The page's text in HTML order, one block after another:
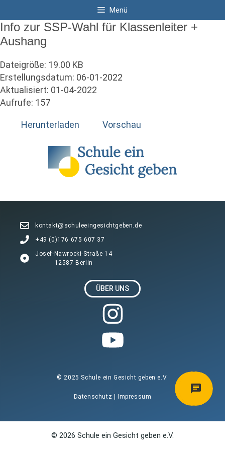
Inhalt
springen
Menü
Info zur SSP-Wahl für Klassenleiter +
Aushang
Dateigröße: 19.00 KB
Erstellungsdatum: 06-01-2022
Aktualisiert: 01-04-2022
Aufrufe: 157
Herunterladen Vorschau
kontakt@schuleeingesichtgeben.de
+49 (0)176 675 607 37
Josef-Nawrocki-Straße 14
12587 Berlin
ÜBER UNS
© 2025 Schule ein Gesicht geben e.V.
Datenschutz | Impressum
© 2026 Schule ein Gesicht geben e.V.